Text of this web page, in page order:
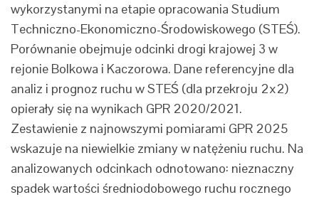
wykorzystanymi na etapie opracowania Studium
Techniczno-Ekonomiczno-Środowiskowego (STEŚ).
Porównanie obejmuje odcinki drogi krajowej 3 w
rejonie Bolkowa i Kaczorowa. Dane referencyjne dla
analiz i prognoz ruchu w STEŚ (dla przekroju 2x2)
opierały się na wynikach GPR 2020/2021.
Zestawienie z najnowszymi pomiarami GPR 2025
wskazuje na niewielkie zmiany w natężeniu ruchu. Na
analizowanych odcinkach odnotowano: nieznaczny
spadek wartości średniodobowego ruchu rocznego